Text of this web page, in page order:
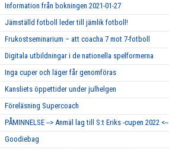
Information från bokningen 2021-01-27
Jämställd fotboll leder till jämlik fotboll!
Frukostseminarium – att coacha 7 mot 7-fotboll
Digitala utbildningar i de nationella spelformerna
Inga cuper och läger får genomföras
Kansliets öppettider under julhelgen
Föreläsning Supercoach
PÅMINNELSE --> Anmäl lag till S:t Eriks -cupen 2022 <--
Goodiebag